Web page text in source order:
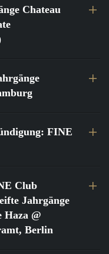
Chateau
FINE
Club
Jahrgänge
Haza @
Berlin